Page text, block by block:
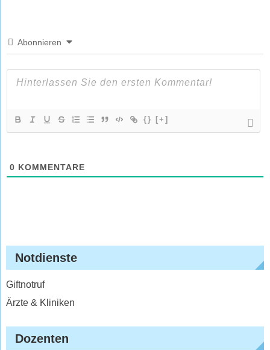
Abonnieren
{} [+]
0 KOMMENTARE
Notdienste
Giftnotruf
Ärzte & Kliniken
Dozenten